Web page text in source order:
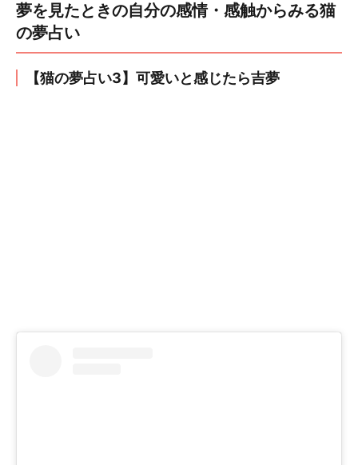
夢を見たときの自分の感情・感触からみる猫
の夢占い
【猫の夢占い3】可愛いと感じたら吉夢